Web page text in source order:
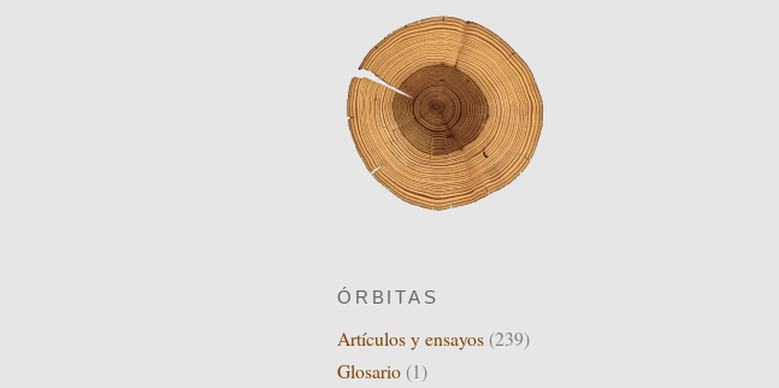
ÓRBITAS
Artículos y ensayos (239)
Glosario (1)